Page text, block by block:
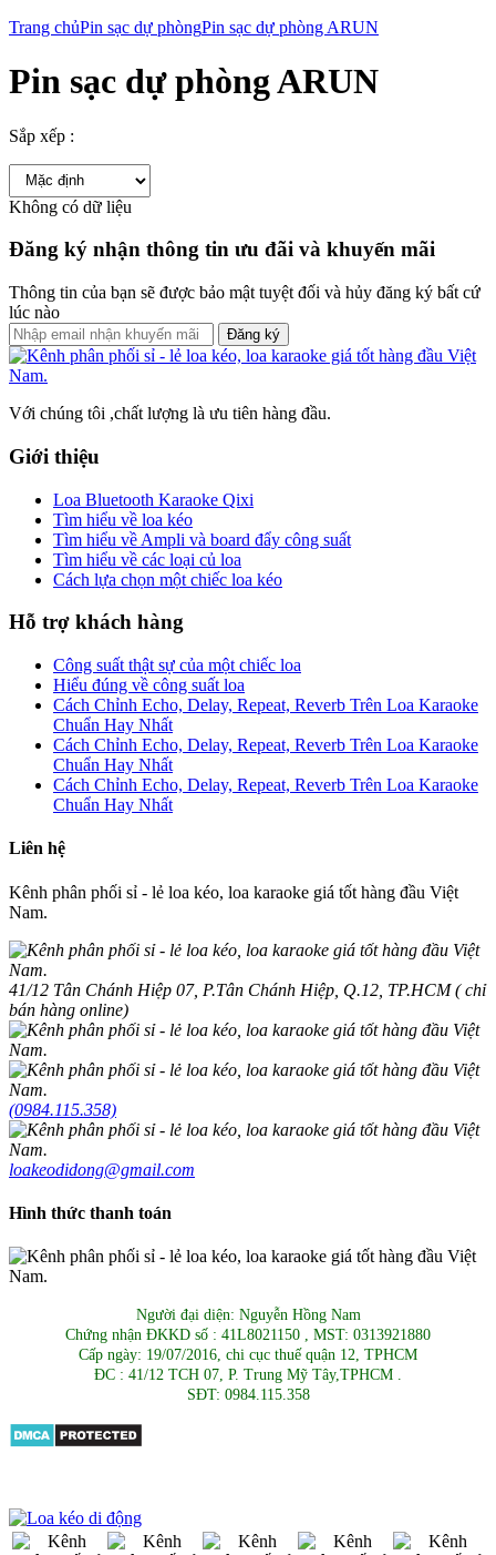
Trang chủPin sạc dự phòngPin sạc dự phòng ARUN
Pin sạc dự phòng ARUN
Sắp xếp :
Không có dữ liệu
Đăng ký nhận thông tin ưu đãi và khuyến mãi
Thông tin của bạn sẽ được bảo mật tuyệt đối và hủy đăng ký bất cứ
lúc nào
Đăng ký
Với chúng tôi ,chất lượng là ưu tiên hàng đầu.
Giới thiệu
Loa Bluetooth Karaoke Qixi
Tìm hiểu về loa kéo
Tìm hiểu về Ampli và board đẩy công suất
Tìm hiểu về các loại củ loa
Cách lựa chọn một chiếc loa kéo
Hỗ trợ khách hàng
Công suất thật sự của một chiếc loa
Hiểu đúng về công suất loa
Cách Chỉnh Echo, Delay, Repeat, Reverb Trên Loa Karaoke
Chuẩn Hay Nhất
Cách Chỉnh Echo, Delay, Repeat, Reverb Trên Loa Karaoke
Chuẩn Hay Nhất
Cách Chỉnh Echo, Delay, Repeat, Reverb Trên Loa Karaoke
Chuẩn Hay Nhất
Liên hệ
Kênh phân phối sỉ - lẻ loa kéo, loa karaoke giá tốt hàng đầu Việt
Nam.
41/12 Tân Chánh Hiệp 07, P.Tân Chánh Hiệp, Q.12, TP.HCM ( chỉ
bán hàng online)
(0984.115.358)
loakeodidong@gmail.com
Hình thức thanh toán
Người đại diện: Nguyễn Hồng Nam
Chứng nhận ĐKKD số : 41L8021150 , MST: 0313921880
Cấp ngày: 19/07/2016, chi cục thuế quận 12, TPHCM
ĐC : 41/12 TCH 07, P. Trung Mỹ Tây,TPHCM .
SĐT: 0984.115.358